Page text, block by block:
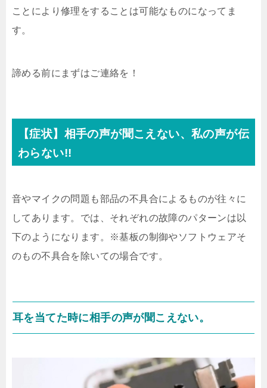
ことにより修理をすることは可能なものになってま
す。
諦める前にまずはご連絡を！
【症状】相手の声が聞こえない、私の声が伝
わらない!!
音やマイクの問題も部品の不具合によるものが往々に
してあります。では、それぞれの故障のパターンは以
下のようになります。※基板の制御やソフトウェアそ
のもの不具合を除いての場合です。
耳を当てた時に相手の声が聞こえない。